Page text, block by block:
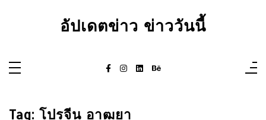
อัปเดตข่าว ข่าววันนี้
Tag: โปรจีน อาฒยา